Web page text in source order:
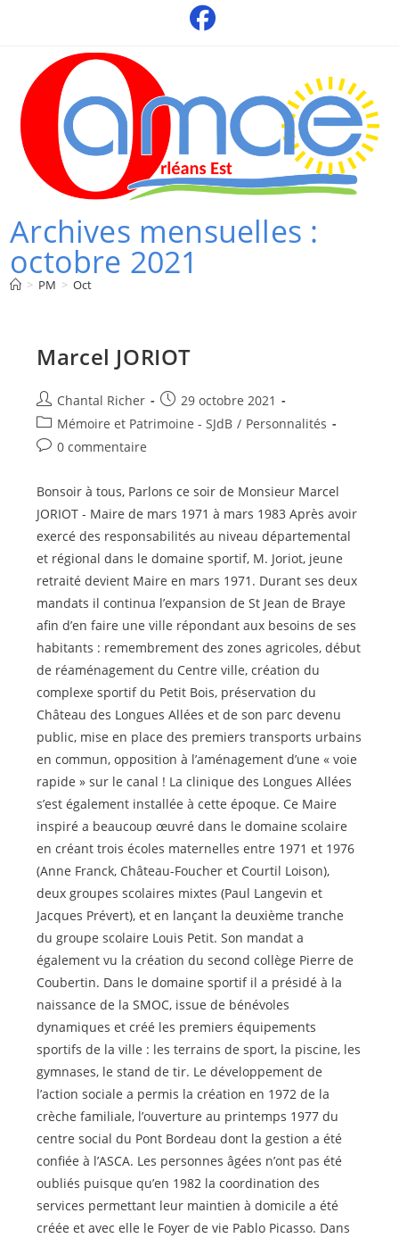
Archives mensuelles :
octobre 2021
> PM > Oct
Marcel JORIOT
Auteur/autrice
de
la
publication :
Chantal Richer
Publication
publiée :
29 octobre 2021
Post
category:
Mémoire et Patrimoine - SJdB / Personnalités
Commentaires
la
0 commentaire
Bonsoir à tous, Parlons ce soir de Monsieur Marcel
JORIOT - Maire de mars 1971 à mars 1983 Après avoir
exercé des responsabilités au niveau départemental
et régional dans le domaine sportif, M. Joriot, jeune
retraité devient Maire en mars 1971. Durant ses deux
mandats il continua l’expansion de St Jean de Braye
afin d’en faire une ville répondant aux besoins de ses
habitants : remembrement des zones agricoles, début
de réaménagement du Centre ville, création du
complexe sportif du Petit Bois, préservation du
Château des Longues Allées et de son parc devenu
public, mise en place des premiers transports urbains
en commun, opposition à l’aménagement d’une « voie
rapide » sur le canal ! La clinique des Longues Allées
s’est également installée à cette époque. Ce Maire
inspiré a beaucoup œuvré dans le domaine scolaire
en créant trois écoles maternelles entre 1971 et 1976
(Anne Franck, Château-Foucher et Courtil Loison),
deux groupes scolaires mixtes (Paul Langevin et
Jacques Prévert), et en lançant la deuxième tranche
du groupe scolaire Louis Petit. Son mandat a
également vu la création du second collège Pierre de
Coubertin. Dans le domaine sportif il a présidé à la
naissance de la SMOC, issue de bénévoles
dynamiques et créé les premiers équipements
sportifs de la ville : les terrains de sport, la piscine, les
gymnases, le stand de tir. Le développement de
l’action sociale a permis la création en 1972 de la
crèche familiale, l’ouverture au printemps 1977 du
centre social du Pont Bordeau dont la gestion a été
confiée à l’ASCA. Les personnes âgées n’ont pas été
oubliés puisque qu’en 1982 la coordination des
services permettant leur maintien à domicile a été
créée et avec elle le Foyer de vie Pablo Picasso. Dans